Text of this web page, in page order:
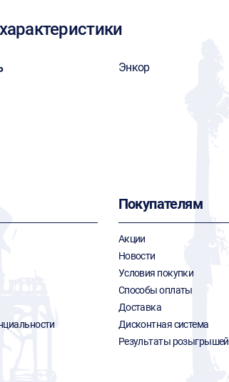
Энкор
Покупателям
Акции
Новости
Условия покупки
Способы оплаты
Доставка
Дисконтная система
Результаты розыгрышей